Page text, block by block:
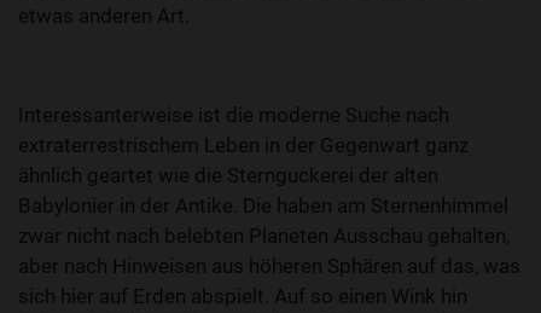
etwas anderen Art.
Interessanterweise ist die moderne Suche nach
extraterrestrischem Leben in der Gegenwart ganz
ähnlich geartet wie die Sternguckerei der alten
Babylonier in der Antike. Die haben am Sternenhimmel
zwar nicht nach belebten Planeten Ausschau gehalten,
aber nach Hinweisen aus höheren Sphären auf das, was
sich hier auf Erden abspielt. Auf so einen Wink hin